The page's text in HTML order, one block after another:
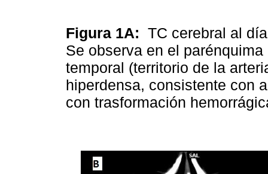
Figura 1A: TC cerebral al
Se observa en el
temporal (territorio de la
hiperdensa, consistente con
con trasformación